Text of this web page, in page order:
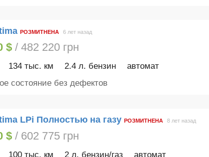
РОЗМИТНЕНА 6 лет назад
$/ 482 220 грн
134 тыс. км 2.4 л. бензин автомат
состояние без дефектов
LPi Полностью на газу РОЗМИТНЕНА 8 лет назад
$/ 602 775 грн
100 тыс. км 2 л. бензин/газ автомат